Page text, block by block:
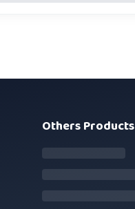
Others Products